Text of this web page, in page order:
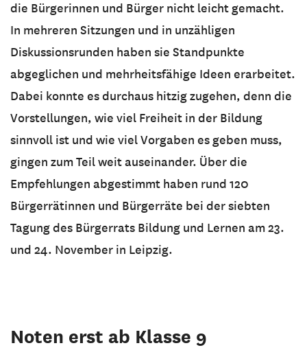
die Bürgerinnen und Bürger nicht leicht gemacht.
In mehreren Sitzungen und in unzähligen
Diskussionsrunden haben sie Standpunkte
abgeglichen und mehrheitsfähige Ideen erarbeitet.
Dabei konnte es durchaus hitzig zugehen, denn die
Vorstellungen, wie viel Freiheit in der Bildung
sinnvoll ist und wie viel Vorgaben es geben muss,
gingen zum Teil weit auseinander. Über die
Empfehlungen abgestimmt haben rund 120
Bürgerrätinnen und Bürgerräte bei der siebten
Tagung des Bürgerrats Bildung und Lernen am 23.
und 24. November in Leipzig.
Noten erst ab Klasse 9